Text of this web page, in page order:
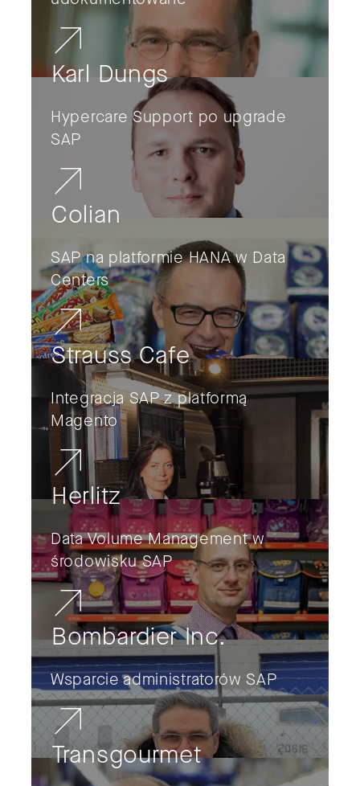
Karl Dungs
Hypercare Support po upgrade
SAP
Colian
SAP na platformie HANA w Data
Centers
Strauss Cafe
Integracja SAP z platformą
Magento
Herlitz
Data Volume Management w
środowisku SAP
Bombardier Inc.
Wsparcie administratorów SAP
Transgourmet